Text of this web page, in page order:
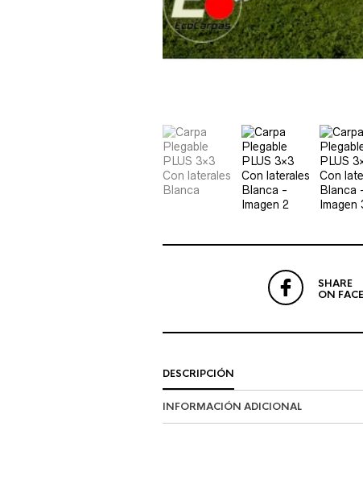
SHARE
ON
DESCRIPCIÓN
INFORMACIÓN ADICIONAL